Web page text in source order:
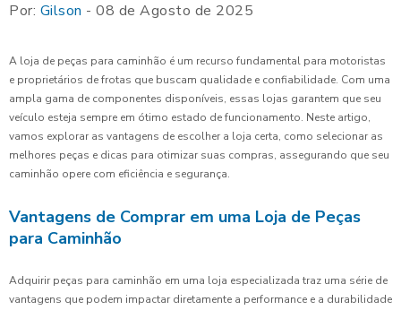
Por: Gilson - 08 de Agosto de 2025
A loja de peças para caminhão é um recurso fundamental para motoristas
e proprietários de frotas que buscam qualidade e confiabilidade. Com uma
ampla gama de componentes disponíveis, essas lojas garantem que seu
veículo esteja sempre em ótimo estado de funcionamento. Neste artigo,
vamos explorar as vantagens de escolher a loja certa, como selecionar as
melhores peças e dicas para otimizar suas compras, assegurando que seu
caminhão opere com eficiência e segurança.
Vantagens de Comprar em uma Loja de Peças
para Caminhão
Adquirir peças para caminhão em uma loja especializada traz uma série de
vantagens que podem impactar diretamente a performance e a durabilidade